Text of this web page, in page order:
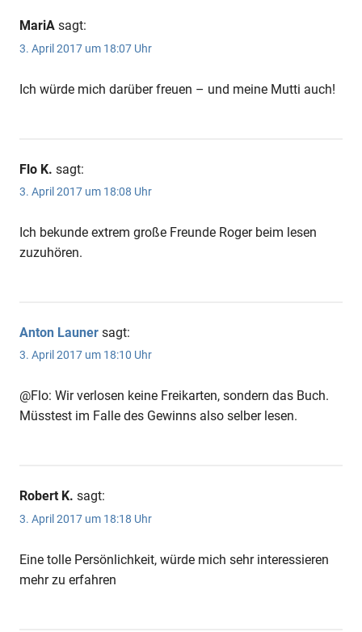
MariA sagt:
3. April 2017 um 18:07 Uhr
Ich würde mich darüber freuen – und meine Mutti auch!
Flo K. sagt:
3. April 2017 um 18:08 Uhr
Ich bekunde extrem große Freunde Roger beim lesen
zuzuhören.
Anton Launer sagt:
3. April 2017 um 18:10 Uhr
@Flo: Wir verlosen keine Freikarten, sondern das Buch.
Müsstest im Falle des Gewinns also selber lesen.
Robert K. sagt:
3. April 2017 um 18:18 Uhr
Eine tolle Persönlichkeit, würde mich sehr interessieren
mehr zu erfahren